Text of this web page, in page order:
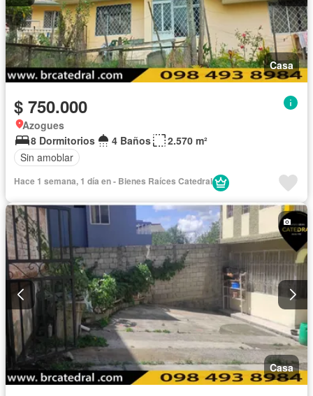
Casa
$ 750.000
Azogues
8 Dormitorios
4 Baños
2.570 m²
Sin amoblar
Hace 1 semana, 1 día en - Bienes Raíces Catedral
Casa